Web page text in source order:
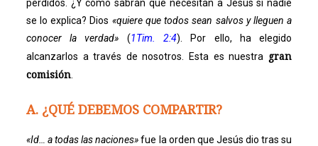
perdidos. ¿Y cómo sabrán que necesitan a Jesús si nadie
se lo explica? Dios «quiere que todos sean salvos y lleguen a
conocer la verdad» (1Tim. 2:4). Por ello, ha elegido
alcanzarlos a través de nosotros. Esta es nuestra gran
comisión.
A. ¿QUÉ DEBEMOS COMPARTIR?
«Id… a todas las naciones»fue la orden que Jesús dio tras su